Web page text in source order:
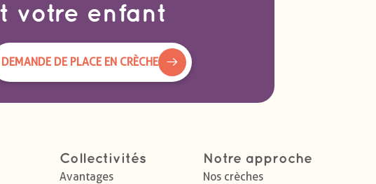
votre enfant
DEMANDE DE PLACE EN CRÈCHE
Collectivités
Avantages
Notre approche
Nos crèches